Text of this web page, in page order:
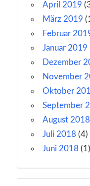
April 2019
März 2019
Februar
Januar 2019
Dezember
November
Oktober
September
August 2018
Juli 2018 (4)
Juni 2018 (1)